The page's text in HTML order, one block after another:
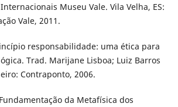
Museu Vale. Vila Velha, ES:
Vale, 2011.
responsabilidade: uma ética para
Trad. Marijane Lisboa; Luiz Barros
Contraponto, 2006.
da Metafísica dos